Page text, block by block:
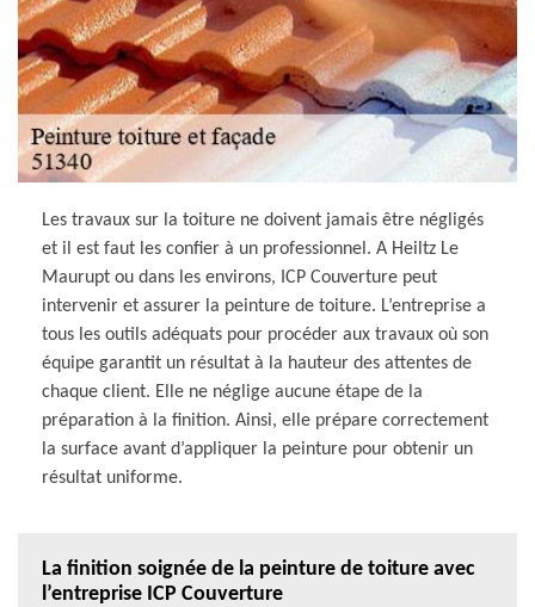
Les travaux sur la toiture ne doivent jamais être négligés
et il est faut les confier à un professionnel. A Heiltz Le
Maurupt ou dans les environs, ICP Couverture peut
intervenir et assurer la peinture de toiture. L’entreprise a
tous les outils adéquats pour procéder aux travaux où son
équipe garantit un résultat à la hauteur des attentes de
chaque client. Elle ne néglige aucune étape de la
préparation à la finition. Ainsi, elle prépare correctement
la surface avant d’appliquer la peinture pour obtenir un
résultat uniforme.
La finition soignée de la peinture de toiture avec
l’entreprise ICP Couverture